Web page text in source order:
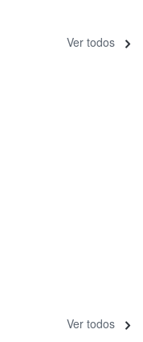
Ver todos
Ver todos